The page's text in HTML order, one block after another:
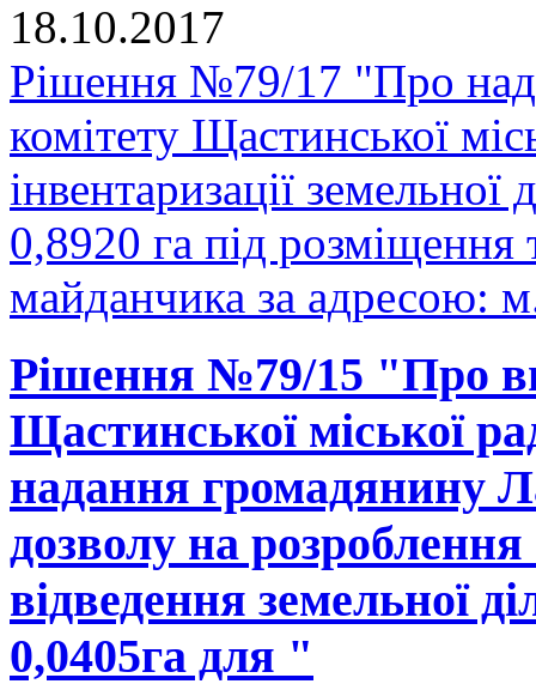
18.10.2017
Рішення №79/17 "Про
комітету Щастинської
інвентаризації
0,8920 га під розміщення
майданчика за адресою:
Рішення №79/15 "Про
Щастинської міської
надання громадянину
дозволу на
відведення
0,0405га для "